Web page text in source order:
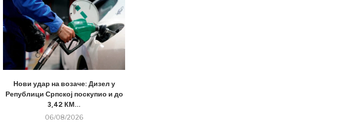
Нови удар на возаче: Дизел у
Републици Српској поскупио и до
3,42 КМ...
06/08/2026